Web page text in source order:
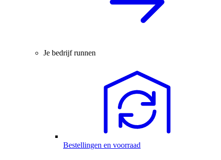
Je bedrijf runnen
Bestellingen en voorraad